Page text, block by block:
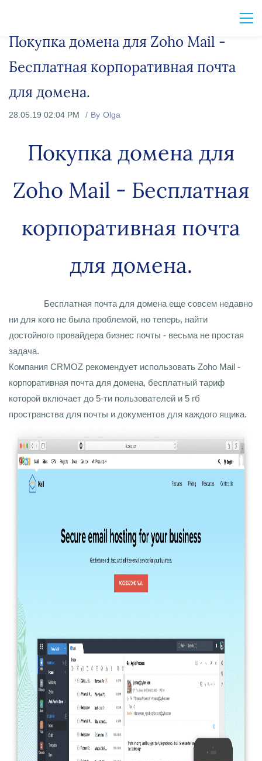
Покупка домена для Zoho Mail -
Бесплатная корпоративная почта
для домена.
28.05.19 02:04 PM By Olga
Покупка домена для
Zoho Mail - Бесплатная
корпоративная почта
для домена.
Бесплатная почта для домена еще совсем недавно
ни для кого не была проблемой, но теперь, найти
достойного провайдера бизнес почты - весьма не простая
задача.
Компания CRMOZ рекомендует использовать Zoho Mail -
корпоративная почта для домена, бесплатный тариф
которой включает до 5-ти пользователей и 5 гб
пространства для почты и документов для каждого ящика.